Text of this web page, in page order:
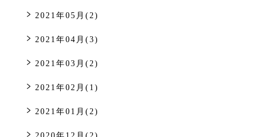
2021年05月(2)
2021年04月(3)
2021年03月(2)
2021年02月(1)
2021年01月(2)